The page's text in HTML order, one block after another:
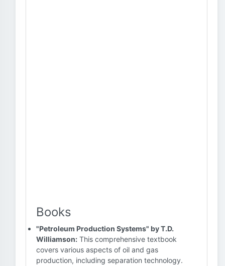
Books
"Petroleum Production Systems" by T.D.
Williamson: This comprehensive textbook
covers various aspects of oil and gas
production, including separation technology.